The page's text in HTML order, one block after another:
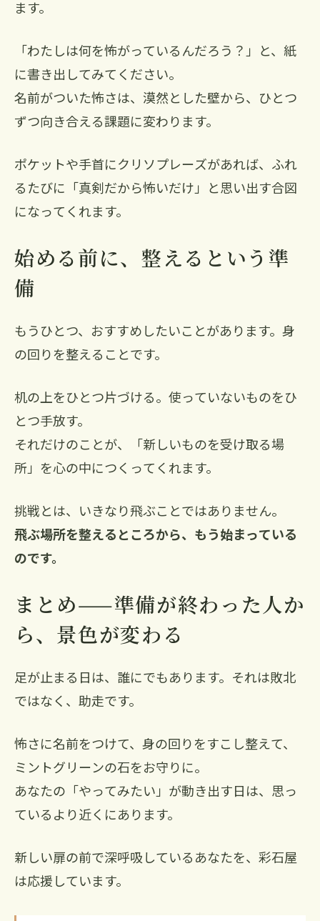
ます。
「わたしは何を怖がっているんだろう？」と、紙
に書き出してみてください。
名前がついた怖さは、漠然とした壁から、ひとつ
ずつ向き合える課題に変わります。
ポケットや手首にクリソプレーズがあれば、ふれ
るたびに「真剣だから怖いだけ」と思い出す合図
になってくれます。
始める前に、整えるという準
備
もうひとつ、おすすめしたいことがあります。身
の回りを整えることです。
机の上をひとつ片づける。使っていないものをひ
とつ手放す。
それだけのことが、「新しいものを受け取る場
所」を心の中につくってくれます。
挑戦とは、いきなり飛ぶことではありません。
飛ぶ場所を整えるところから、もう始まっている
のです。
まとめ——準備が終わった人か
ら、景色が変わる
足が止まる日は、誰にでもあります。それは敗北
ではなく、助走です。
怖さに名前をつけて、身の回りをすこし整えて、
ミントグリーンの石をお守りに。
あなたの「やってみたい」が動き出す日は、思っ
ているより近くにあります。
新しい扉の前で深呼吸しているあなたを、彩石屋
は応援しています。